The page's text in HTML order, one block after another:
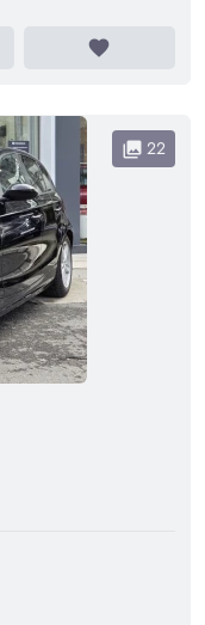
favorite
collections 22